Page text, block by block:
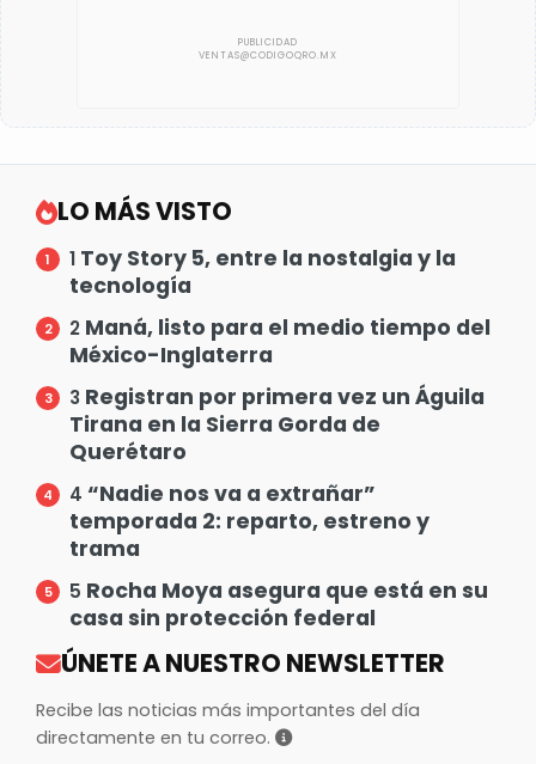
LO MÁS VISTO
1 Toy Story 5, entre la nostalgia y la
tecnología
2 Maná, listo para el medio tiempo del
México-Inglaterra
3 Registran por primera vez un Águila
Tirana en la Sierra Gorda de
Querétaro
4 “Nadie nos va a extrañar”
temporada 2: reparto, estreno y
trama
5 Rocha Moya asegura que está en su
casa sin protección federal
ÚNETE A NUESTRO NEWSLETTER
Recibe las noticias más importantes del día
directamente en tu correo.